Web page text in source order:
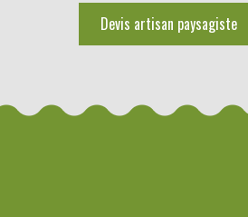
Devis artisan paysagiste